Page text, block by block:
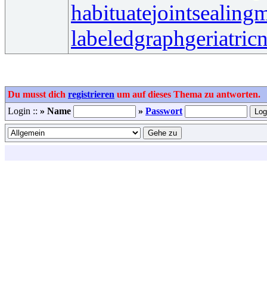
habituate
labeledgraph
Du musst dich registrieren um auf dieses Thema zu antworten.
Login :: » Name » Passwort